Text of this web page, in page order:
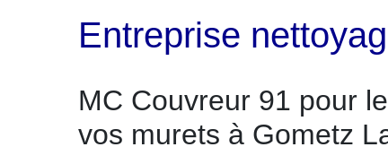
Entreprise
MC Couvreur 91 pour
vos murets à Gometz